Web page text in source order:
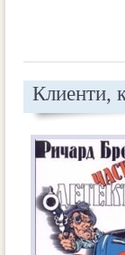
Клиенти,